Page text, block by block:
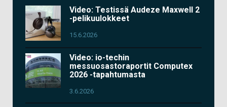
Video: Testissä Audeze Maxwell 2
-pelikuulokkeet
15.6.2026
Video: io-techin
messuosastoraportit Computex
2026 -tapahtumasta
3.6.2026